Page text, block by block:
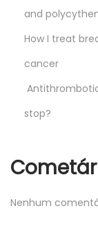
and
How I treat
cancer
stop?
Nenhum